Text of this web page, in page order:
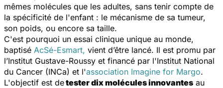
mêmes molécules que les adultes, sans tenir compte de
la spécificité de l'enfant : le mécanisme de sa tumeur,
son poids, ou encore sa taille.
C'est pourquoi un essai clinique unique au monde,
baptisé AcSé-Esmart, vient d’être lancé. Il est promu par
l’Institut Gustave-Roussy et financé par l'Institut National
du Cancer (INCa) et l'association Imagine for Margo.
L'objectif est detester dix molécules innovantes au